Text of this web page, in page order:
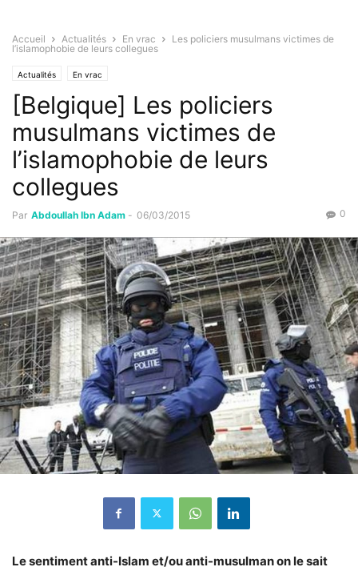
Accueil Actualités En vrac
Les policiers musulmans victimes de
l’islamophobie de leurs collegues
Actualités En vrac
[Belgique] Les policiers
musulmans victimes de
l’islamophobie de leurs
collegues
Par Abdoullah Ibn Adam - 06/03/2015 0
Le sentiment anti-Islam et/ou anti-musulman on le sait